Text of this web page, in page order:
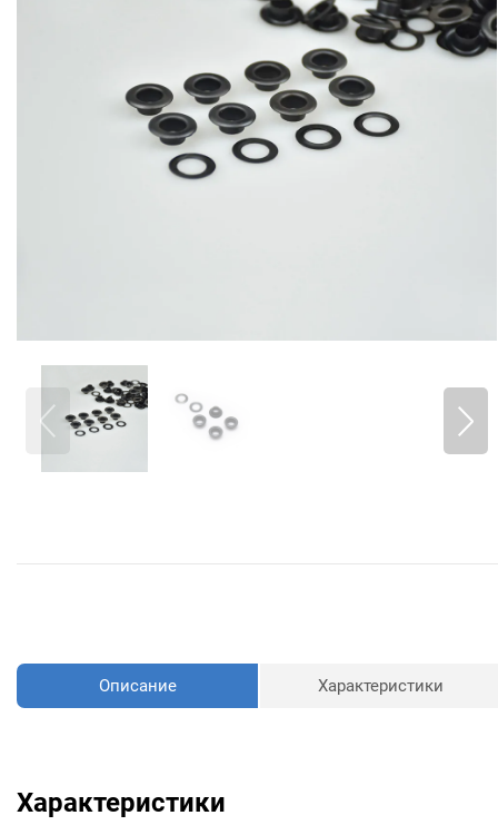
Описание Характеристики
Характеристики